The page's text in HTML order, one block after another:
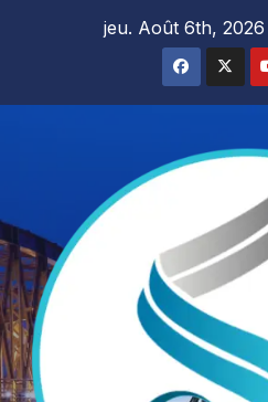
jeu. Août 6th, 2026